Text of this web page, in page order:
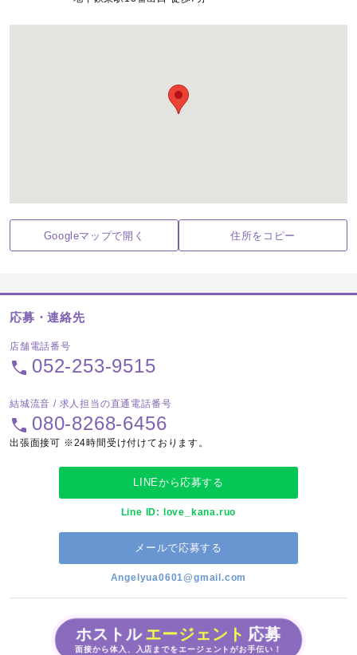
Googleマップで開く 住所をコピー
応募・連絡先
店舗電話番号
052-253-9515
結城流音 / 求人担当の直通電話番号
080-8268-6456
出張面接可 ※24時間受け付けております。
LINEから応募する
Line ID: love_kana.ruo
メールで応募する
Angelyua0601@gmail.com
ホストル エージェント 応募
面接から体入、入店までをエージェントがお手伝い！